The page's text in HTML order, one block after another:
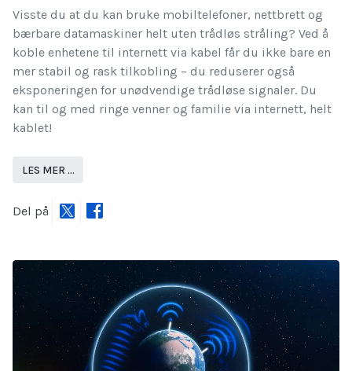
Visste du at du kan bruke mobiltelefoner, nettbrett og
bærbare datamaskiner helt uten trådløs stråling? Ved å
koble enhetene til internett via kabel får du ikke bare en
mer stabil og rask tilkobling – du reduserer også
eksponeringen for unødvendige trådløse signaler. Du
kan til og med ringe venner og familie via internett, helt
kablet!
LES MER …
Del på